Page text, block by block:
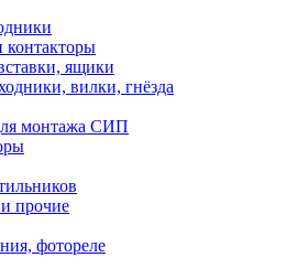
контакторы
ящики
вилки, гнёзда
монтажа СИП
прочие
фотореле